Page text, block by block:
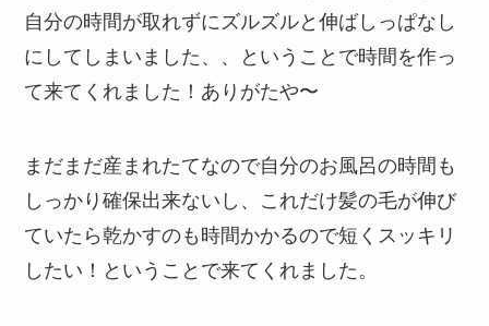
自分の時間が取れずにズルズルと伸ばしっぱなし
にしてしまいました、、ということで時間を作っ
て来てくれました！ありがたや〜
まだまだ産まれたてなので自分のお風呂の時間も
しっかり確保出来ないし、これだけ髪の毛が伸び
ていたら乾かすのも時間かかるので短くスッキリ
したい！ということで来てくれました。